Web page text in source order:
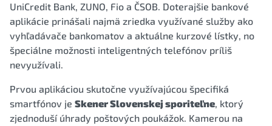
UniCredit Bank, ZUNO, Fio a ČSOB. Doterajšie bankové
aplikácie prinášali najmä zriedka využívané služby ako
vyhľadávače bankomatov a aktuálne kurzové lístky, no
špeciálne možnosti inteligentných telefónov príliš
nevyužívali.
Prvou aplikáciou skutočne využívajúcou špecifiká
smartfónov je Skener Slovenskej sporiteľne, ktorý
zjednoduší úhrady poštových poukážok. Kamerou na